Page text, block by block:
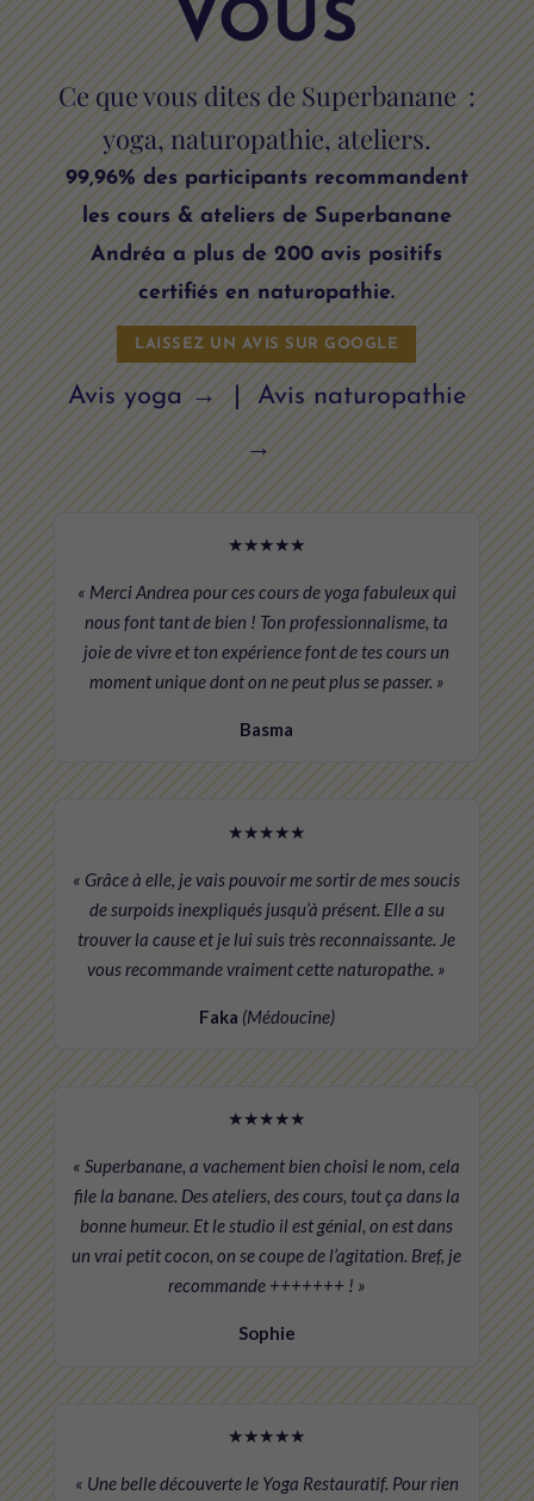
VOUS
Ce que vous dites de Superbanane :
yoga, naturopathie, ateliers.
99,96% des participants recommandent
les cours & ateliers de Superbanane
Andréa a plus de 200 avis positifs
certifiés en naturopathie.
LAISSEZ UN AVIS SUR GOOGLE
Avis yoga →
Avis naturopathie
→
★★★★★
« Merci Andrea pour ces cours de yoga fabuleux qui
nous font tant de bien ! Ton professionnalisme, ta
joie de vivre et ton expérience font de tes cours un
moment unique dont on ne peut plus se passer. »
Basma
★★★★★
« Grâce à elle, je vais pouvoir me sortir de mes soucis
de surpoids inexpliqués jusqu’à présent. Elle a su
trouver la cause et je lui suis très reconnaissante. Je
vous recommande vraiment cette naturopathe. »
Faka (Médoucine)
★★★★★
« Superbanane, a vachement bien choisi le nom, cela
file la banane. Des ateliers, des cours, tout ça dans la
bonne humeur. Et le studio il est génial, on est dans
un vrai petit cocon, on se coupe de l’agitation. Bref, je
recommande +++++++ ! »
Sophie
★★★★★
« Une belle découverte le Yoga Restauratif. Pour rien